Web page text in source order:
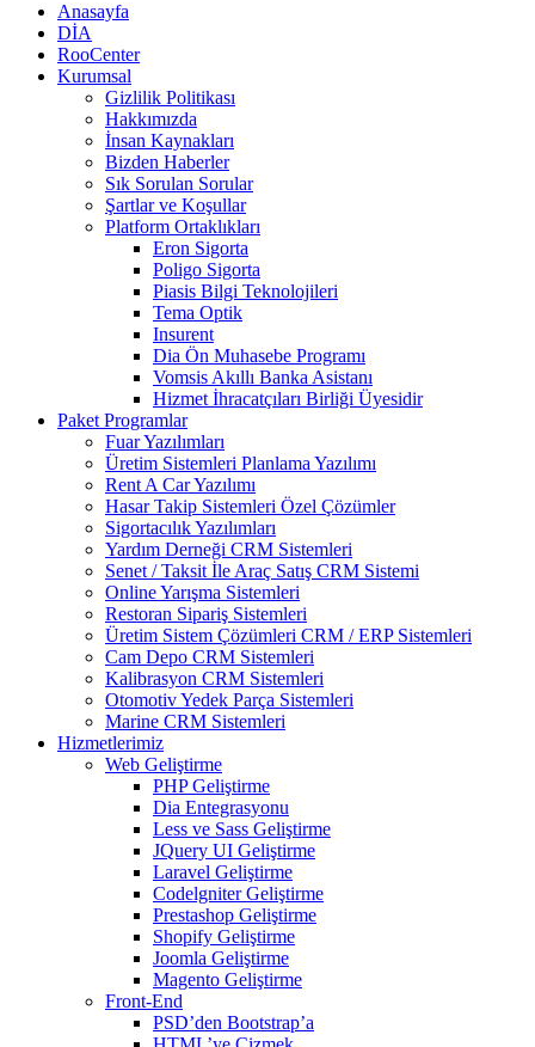
Anasayfa
DİA
RooCenter
Kurumsal
Gizlilik Politikası
Hakkımızda
İnsan Kaynakları
Bizden Haberler
Sık Sorulan Sorular
Şartlar ve Koşullar
Platform Ortaklıkları
Eron Sigorta
Poligo Sigorta
Piasis Bilgi Teknolojileri
Tema Optik
Insurent
Dia Ön Muhasebe Programı
Vomsis Akıllı Banka Asistanı
Hizmet İhracatçıları Birliği Üyesidir
Paket Programlar
Fuar Yazılımları
Üretim Sistemleri Planlama Yazılımı
Rent A Car Yazılımı
Hasar Takip Sistemleri Özel Çözümler
Sigortacılık Yazılımları
Yardım Derneği CRM Sistemleri
Senet / Taksit İle Araç Satış CRM Sistemi
Online Yarışma Sistemleri
Restoran Sipariş Sistemleri
Üretim Sistem Çözümleri CRM / ERP Sistemleri
Cam Depo CRM Sistemleri
Kalibrasyon CRM Sistemleri
Otomotiv Yedek Parça Sistemleri
Marine CRM Sistemleri
Hizmetlerimiz
Web Geliştirme
PHP Geliştirme
Dia Entegrasyonu
Less ve Sass Geliştirme
JQuery UI Geliştirme
Laravel Geliştirme
Codelgniter Geliştirme
Prestashop Geliştirme
Shopify Geliştirme
Joomla Geliştirme
Magento Geliştirme
Front-End
PSD’den Bootstrap’a